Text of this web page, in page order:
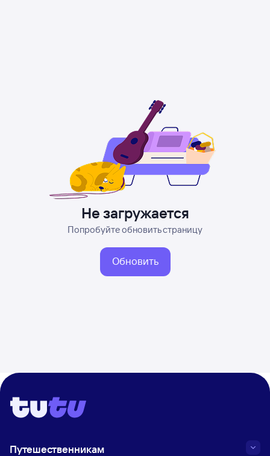
Не загружается
Попробуйте обновить страницу
Обновить
Путешественникам